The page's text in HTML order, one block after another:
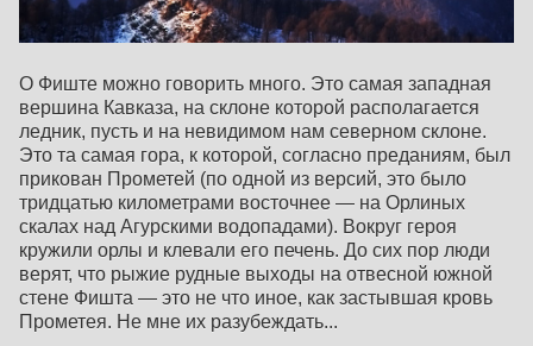
О Фиште можно говорить много. Это самая западная
вершина Кавказа, на склоне которой располагается
ледник, пусть и на невидимом нам северном склоне.
Это та самая гора, к которой, согласно преданиям, был
прикован Прометей (по одной из версий, это было
тридцатью километрами восточнее — на Орлиных
скалах над Агурскими водопадами). Вокруг героя
кружили орлы и клевали его печень. До сих пор люди
верят, что рыжие рудные выходы на отвесной южной
стене Фишта — это не что иное, как застывшая кровь
Прометея. Не мне их разубеждать...